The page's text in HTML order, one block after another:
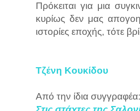
Πρόκειται για μια
κυρίως δεν μας
ιστορίες εποχής, τότε
Τζένη Κουκίδου
Από την ίδια συγγραφέα: